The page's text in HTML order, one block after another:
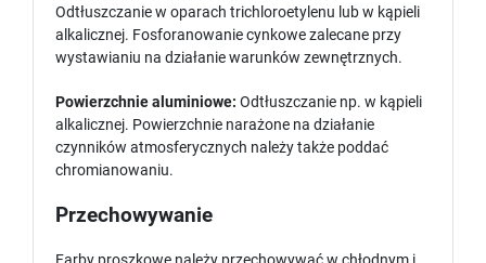
Odtłuszczanie w oparach trichloroetylenu lub w kąpieli
alkalicznej. Fosforanowanie cynkowe zalecane przy
wystawianiu na działanie warunków zewnętrznych.
Powierzchnie aluminiowe: Odtłuszczanie np. w kąpieli
alkalicznej. Powierzchnie narażone na działanie
czynników atmosferycznych należy także poddać
chromianowaniu.
Przechowywanie